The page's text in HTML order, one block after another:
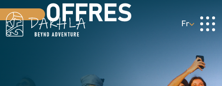
Fr
OFFRES